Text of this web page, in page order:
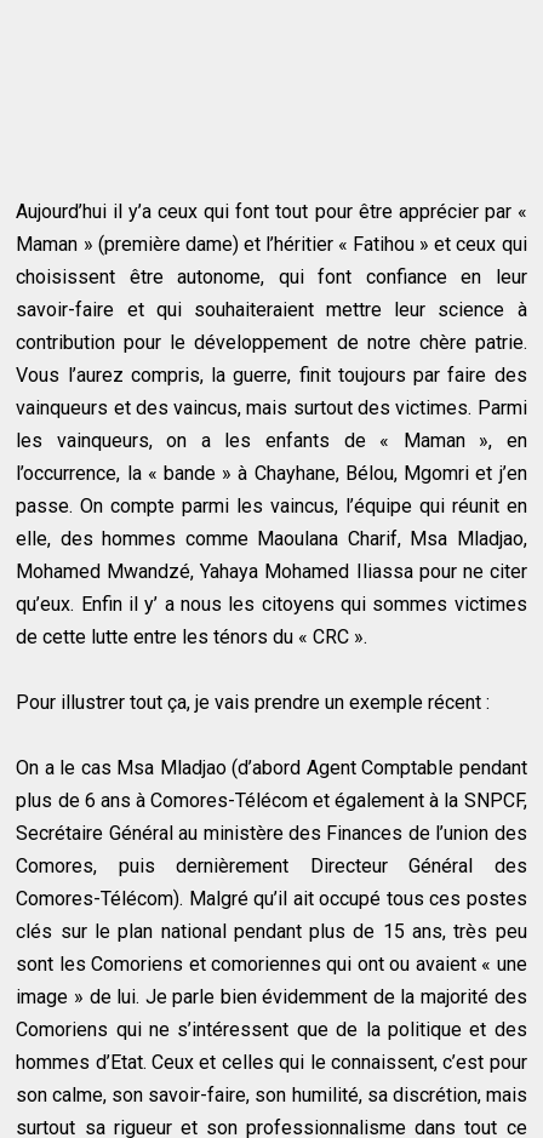
Aujourd’hui il y’a ceux qui font tout pour être apprécier par «
Maman » (première dame) et l’héritier « Fatihou » et ceux qui
choisissent être autonome, qui font confiance en leur
savoir-faire et qui souhaiteraient mettre leur science à
contribution pour le développement de notre chère patrie.
Vous l’aurez compris, la guerre, finit toujours par faire des
vainqueurs et des vaincus, mais surtout des victimes. Parmi
les vainqueurs, on a les enfants de « Maman », en
l’occurrence, la « bande » à Chayhane, Bélou, Mgomri et j’en
passe. On compte parmi les vaincus, l’équipe qui réunit en
elle, des hommes comme Maoulana Charif, Msa Mladjao,
Mohamed Mwandzé, Yahaya Mohamed Iliassa pour ne citer
qu’eux. Enfin il y’ a nous les citoyens qui sommes victimes
de cette lutte entre les ténors du « CRC ».
Pour illustrer tout ça, je vais prendre un exemple récent :
On a le cas Msa Mladjao (d’abord Agent Comptable pendant
plus de 6 ans à Comores-Télécom et également à la SNPCF,
Secrétaire Général au ministère des Finances de l’union des
Comores, puis dernièrement Directeur Général des
Comores-Télécom). Malgré qu’il ait occupé tous ces postes
clés sur le plan national pendant plus de 15 ans, très peu
sont les Comoriens et comoriennes qui ont ou avaient « une
image » de lui. Je parle bien évidemment de la majorité des
Comoriens qui ne s’intéressent que de la politique et des
hommes d’Etat. Ceux et celles qui le connaissent, c’est pour
son calme, son savoir-faire, son humilité, sa discrétion, mais
surtout sa rigueur et son professionnalisme dans tout ce